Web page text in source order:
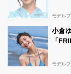
モデル
小倉
「
モデル